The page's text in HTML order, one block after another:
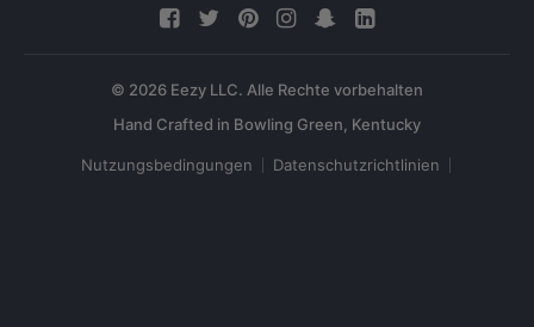
© 2026 Eezy LLC. Alle Rechte vorbehalten
Nutzungsbedingungen Datenschutzrichtlinien